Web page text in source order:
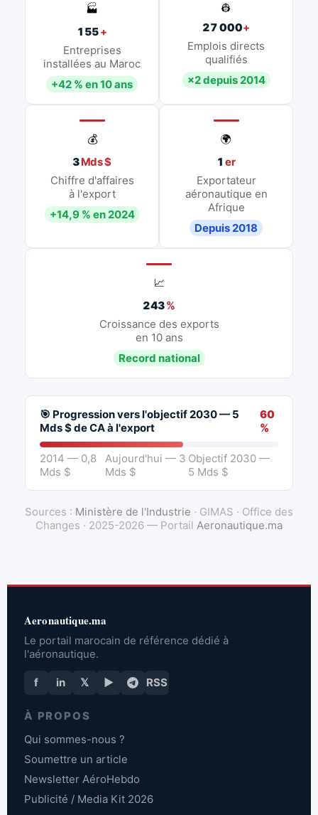
🏭
155+
Entreprises
installées au Maroc
+42 % en 10 ans
👷
27 000+
Emplois directs
qualifiés
×2 depuis 2014
💰
3Mds $
Chiffre d'affaires
à l'export
+14,9 % en 2024
🌍
1 er
Exportateur
aéronautique en
Afrique
Depuis 2018
📈
243%
Croissance des exports
en 10 ans
Record national
🎯 Progression vers l'objectif 2030 — 5
Mds $ de CA à l'export
60
%
2014 — 0,8
Mds $
Aujourd'hui — 3
Mds $
Objectif 2030 —
5 Mds $
Sources : Ministère de l'Industrie · GIMAS · Office des
Changes · 2025-2026 — Portail Aeronautique.ma
Aeronautique.ma
Le portail marocain de référence dédié à
l'aéronautique.
f in 𝕏 ▶ RSS
À PROPOS
Qui sommes-nous ?
Soumettre un article
Newsletter AéroHebdo
Publicité / Media Kit 2026